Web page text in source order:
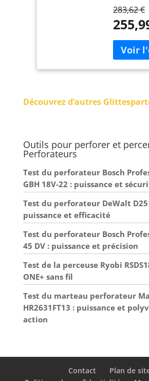
60, 80 et
Perche
OP
hauteur
différents
Permet
rapide
surfaces
gaspillage
ponçage
Polyvalence
pour une
pour
finition
283,62 €
Découvrez d’autres
Outils pour perforer et
Perforateurs
Test du perforateur Bosch
GBH 18V-22 : puissance et
Test du perforateur DeWalt
puissance et efficacité
Test du perforateur Bosch
45 DV : puissance et précision
Test de la perceuse Ryobi
ONE+ sans fil
Test du marteau perforateur
HR2631FT13 : puissance et
action
Contact
Plan de